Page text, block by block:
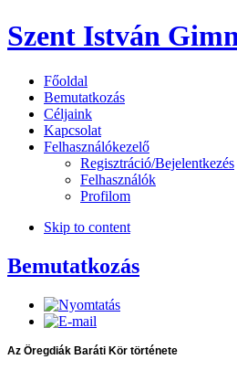
Szent István
Főoldal
Bemutatkozás
Céljaink
Kapcsolat
Felhasználókezelő
Regisztráció/Bejelentkezés
Felhasználók
Profilom
Skip to content
Bemutatkozás
Az Öregdiák Baráti Kör története